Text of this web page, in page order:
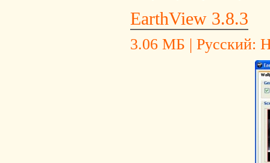
EarthView 3.8.3
3.06 МБ | Русский: